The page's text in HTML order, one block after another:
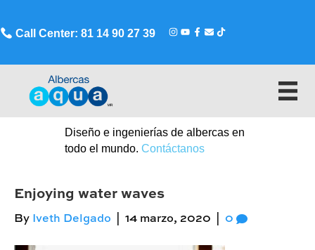
Call Center: 81 14 90 27 39
Diseño e ingenierías de albercas en
todo el mundo. Contáctanos
Enjoying water waves
By Iveth Delgado 14 marzo, 2020 0